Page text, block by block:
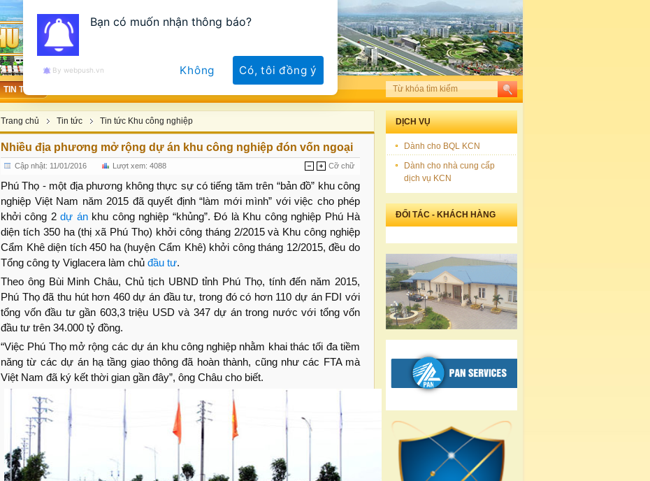
TIN TỨC
Trang chủ Tin tức Tin tức Khu công nghiệp
Nhiều địa phương mở rộng dự án khu công nghiệp đón vốn ngoại
Cập nhật: 11/01/2016 Lượt xem: 4088 Cỡ chữ
Phú Thọ - một địa phương không thực sự có tiếng tăm trên “bản đồ” khu công
nghiệp Việt Nam năm 2015 đã quyết định “làm mới mình” với việc cho phép
khởi công 2dự ánkhu công nghiệp “khủng”. Đó là Khu công nghiệp Phú Hà
diện tích 350 ha (thị xã Phú Thọ) khởi công tháng 2/2015 và Khu công nghiệp
Cẩm Khê diện tích 450 ha (huyện Cẩm Khê) khởi công tháng 12/2015, đều do
Tổng công ty Viglacera làm chủ đầu tư.
Theo ông Bùi Minh Châu, Chủ tịch UBND tỉnh Phú Thọ, tính đến năm 2015,
Phú Thọ đã thu hút hơn 460 dự án đầu tư, trong đó có hơn 110 dự án FDI với
tổng vốn đầu tư gần 603,3 triệu USD và 347 dự án trong nước với tổng vốn
đầu tư trên 34.000 tỷ đồng.
“Việc Phú Thọ mở rộng các dự án khu công nghiệp nhằm khai thác tối đa tiềm
năng từ các dự án hạ tầng giao thông đã hoàn thành, cũng như các FTA mà
Việt Nam đã ký kết thời gian gần đây”, ông Châu cho biết.
DỊCH VỤ
Dành cho BQL KCN
Dành cho nhà cung cấp
dịch vụ KCN
ĐỐI TÁC - KHÁCH HÀNG
Bạn có muốn nhận thông báo?
By webpush.vn Có, tôi đồng ý
Không